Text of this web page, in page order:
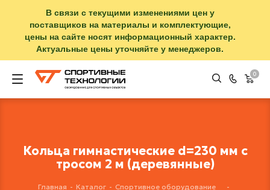
В связи с текущими изменениями цен у
поставщиков на материалы и комплектующие,
цены на сайте носят информационный характер.
Актуальные цены уточняйте у менеджеров.
0
Кольца гимнастические d=230 мм с
тросом 2 м (деревянные)
Главная - Каталог - Спортивное оборудование
-